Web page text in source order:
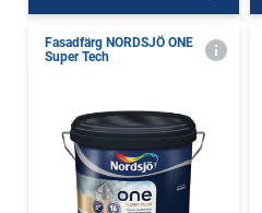
Fasadfärg NORDSJÖ ONE
Super Tech